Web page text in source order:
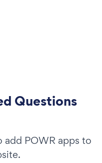
Questions
add POWR apps to